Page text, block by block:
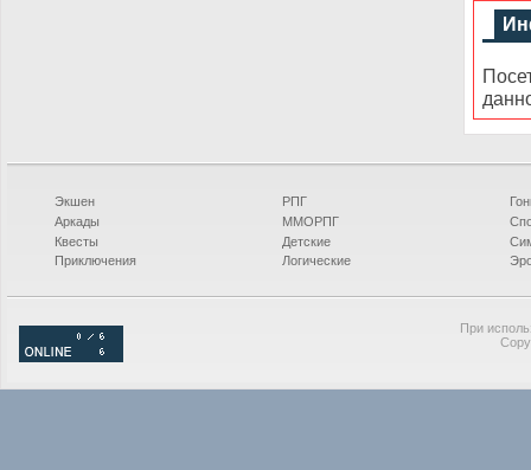
Экшен
Аркады
Квесты
Приключения
РПГ
ММОРПГ
Детские
Логические
При